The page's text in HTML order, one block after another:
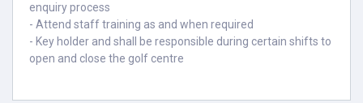
enquiry process
- Attend staff training as and when required
- Key holder and shall be responsible during certain shifts to
open and close the golf centre